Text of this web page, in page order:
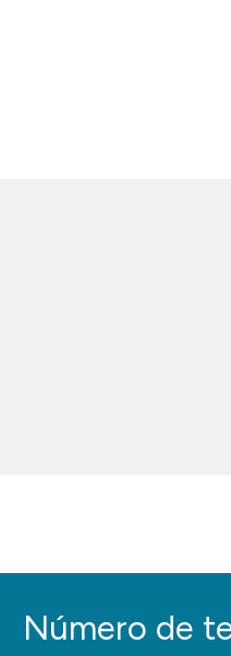
Número de